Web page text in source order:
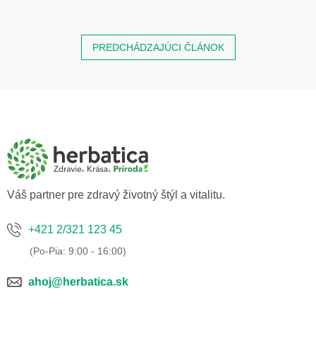
PREDCHÁDZAJÚCI ČLÁNOK
Váš partner pre zdravý životný štýl a vitalitu.
+421 2/321 123 45
ahoj@herbatica.sk